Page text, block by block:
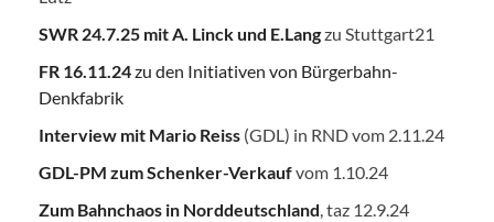
SWR 24.7.25 mit A. Linck und E.Langzu Stuttgart21
FR 16.11.24zu den Initiativen von Bürgerbahn-
Denkfabrik
Interview mit Mario Reiss (GDL) in RND vom 2.11.24
GDL-PM zum Schenker-Verkaufvom 1.10.24
Zum Bahnchaos in Norddeutschland, taz 12.9.24